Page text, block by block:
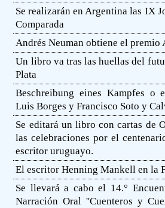
Se realizarán en Argentina las IX
Comparada
Andrés Neuman obtiene el premio
Un libro va tras las huellas del
Plata
Beschreibung eines Kampfes o
Luis Borges y Francisco Soto y
Se editará un libro con cartas de
las celebraciones por el
escritor uruguayo.
El escritor Henning Mankell en la
Se llevará a cabo el 14.°
Narración Oral ''Cuenteros y